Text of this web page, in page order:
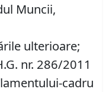
Muncii,
ulterioare;
nr. 286/2011
cadru